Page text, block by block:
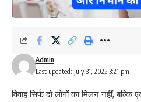
Last updated: July 31, 2025 3:21 pm
Admin
विवाह सिर्फ दो लोगों का मिलन नहीं,